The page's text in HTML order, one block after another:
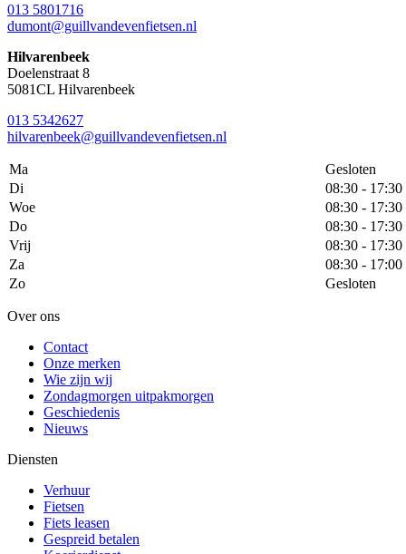
013 5801716
dumont@guillvandevenfietsen.nl
Hilvarenbeek
Doelenstraat 8
5081CL Hilvarenbeek
013 5342627
hilvarenbeek@guillvandevenfietsen.nl
Ma
Gesloten
Di
08:30 - 17:30
Woe
08:30 - 17:30
Do
08:30 - 17:30
Vrij
08:30 - 17:30
Za
08:30 - 17:00
Zo
Gesloten
Over ons
Contact
Onze merken
Wie zijn wij
Zondagmorgen uitpakmorgen
Geschiedenis
Nieuws
Diensten
Verhuur
Fietsen
Fiets leasen
Gespreid betalen